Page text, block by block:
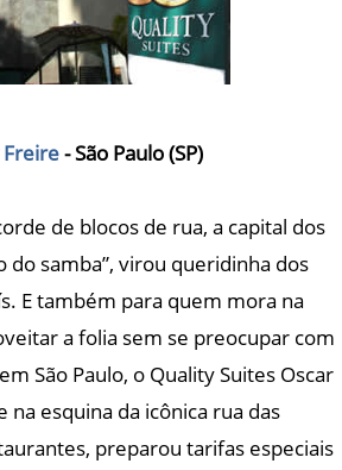
Freire- São Paulo (SP)
de blocos de rua, a capital dos
do samba”, virou queridinha dos
E também para quem mora na
a folia sem se preocupar com
São Paulo, o Quality Suites Oscar
na esquina da icônica rua das
preparou tarifas especiais